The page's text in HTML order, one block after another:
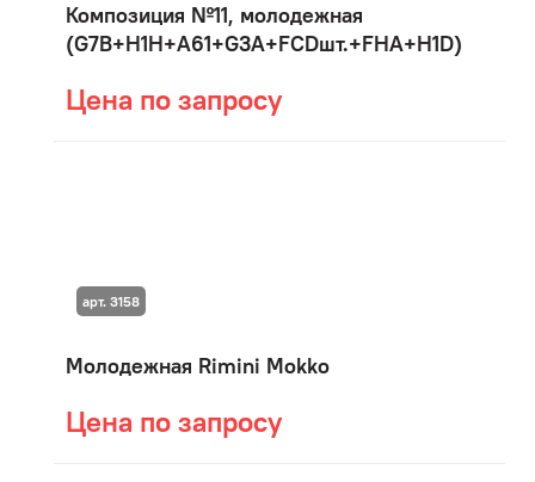
Композиция №11, молодежная
(G7B+H1H+A61+G3A+FCDшт.+FHA+H1D)
Цена по запросу
Молодежная Rimini Mokko
Цена по запросу
арт. 3158